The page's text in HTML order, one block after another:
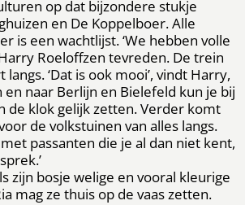
op dat bijzondere stukje
en De Koppelboer. Alle
is een wachtlijst. ‘We hebben volle
Roeloffzen tevreden. De trein
‘Dat is ook mooi’, vindt Harry,
en naar Berlijn en Bielefeld kun je bij
de klok gelijk zetten. Verder komt
de volkstuinen van alles langs.
passanten die je al dan niet kent,
zijn bosje welige en vooral kleurige
mag ze thuis op de vaas zetten.